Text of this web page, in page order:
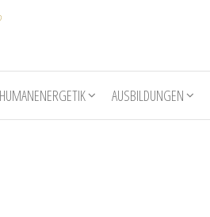
HUMANENERGETIK AUSBILDUNGEN